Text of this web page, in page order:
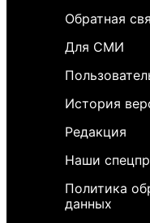
Обратная
Для СМИ
История
Редакция
Наши
Политика
данных